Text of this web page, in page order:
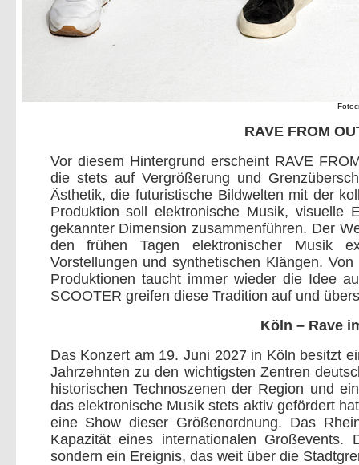
RAVE FROM
Vor diesem Hintergrund erscheint RAVE
die stets auf Vergrößerung und
Ästhetik, die futuristische Bildwelten mit der
Produktion soll elektronische Musik, visuelle
gekannter Dimension zusammenführen. Der
den frühen Tagen elektronischer Musik
Vorstellungen und synthetischen Klängen.
Produktionen taucht immer wieder die Idee
SCOOTER greifen diese Tradition auf und
Köln – Rave
Das Konzert am 19. Juni 2027 in Köln besitzt
Jahrzehnten zu den wichtigsten Zentren
historischen Technoszenen der Region und
das elektronische Musik stets aktiv gefördert
eine Show dieser Größenordnung. Das
Kapazität eines internationalen
sondern ein Ereignis, das weit über die